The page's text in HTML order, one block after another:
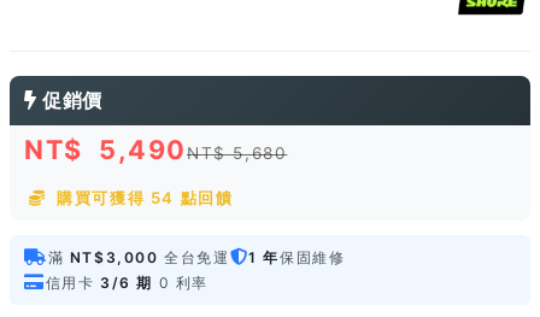
促銷價
NT$ 5,490NT$ 5,680
購買可獲得 54 點回饋
滿 NT$3,000 全台免運 1 年保固維修
信用卡 3/6 期 0 利率